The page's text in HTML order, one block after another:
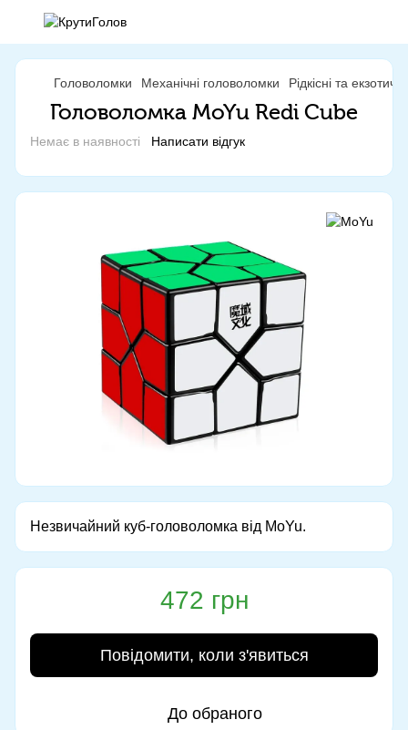
Головоломки Механічні головоломки Рідкісні та
Головоломка MoYu Redi Cube
Немає в наявності Написати відгук
Незвичайний куб-головоломка від MoYu.
472 грн
Повідомити, коли з'явиться
До обраного